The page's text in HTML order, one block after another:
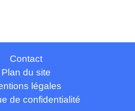
Contact
Plan du site
légales
de confidentialité